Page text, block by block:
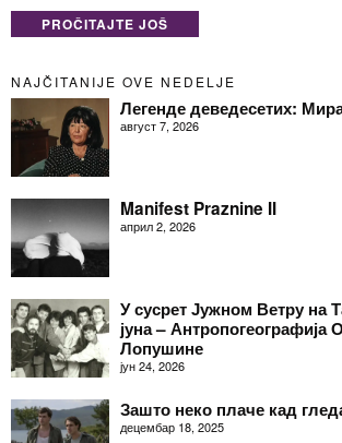
PROČITAJTE JOŠ
NAJČITANIJE OVE NEDELJE
Легенде деведесетих:
август 7, 2026
Manifest Praznine II
април 2, 2026
У сусрет Јужном Ветру на
јуна – Антропогеографија
Лопушине
јун 24, 2026
Зашто неко плаче кад
децембар 18, 2025